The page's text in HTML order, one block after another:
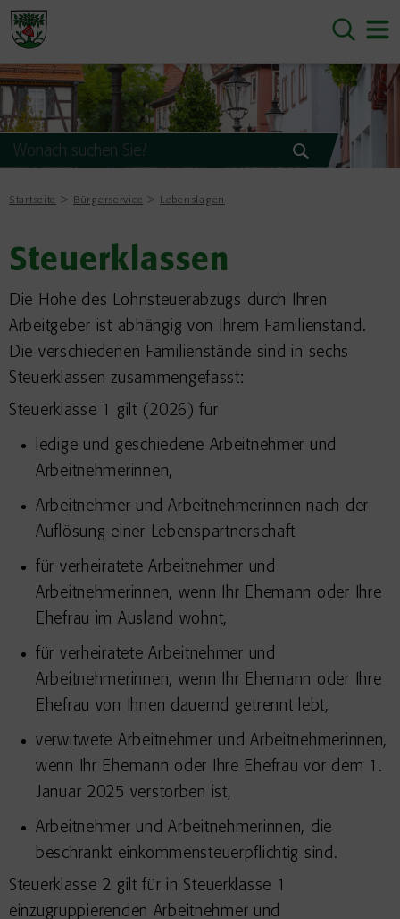
Startseite Bürgerservice Lebenslagen
Steuerklassen
Die Höhe des Lohnsteuerabzugs durch Ihren
Arbeitgeber ist abhängig von Ihrem Familienstand.
Die verschiedenen Familienstände sind in sechs
Steuerklassen zusammengefasst:
Steuerklasse 1 gilt (2026) für
ledige und geschiedene Arbeitnehmer und
Arbeitnehmerinnen,
Arbeitnehmer und Arbeitnehmerinnen nach der
Auflösung einer Lebenspartnerschaft
für verheiratete Arbeitnehmer und
Arbeitnehmerinnen, wenn Ihr Ehemann oder Ihre
Ehefrau im Ausland wohnt,
für verheiratete Arbeitnehmer und
Arbeitnehmerinnen, wenn Ihr Ehemann oder Ihre
Ehefrau von Ihnen dauernd getrennt lebt,
verwitwete Arbeitnehmer und Arbeitnehmerinnen,
wenn Ihr Ehemann oder Ihre Ehefrau vor dem 1.
Januar 2025 verstorben ist,
Arbeitnehmer und Arbeitnehmerinnen, die
beschränkt einkommensteuerpflichtig sind.
Steuerklasse 2 gilt für in Steuerklasse 1
einzugruppierenden Arbeitnehmer und